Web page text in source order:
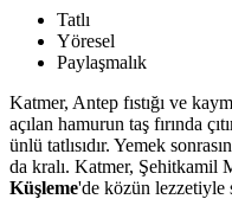
Tatlı
Yöresel
Paylaşmalık
Katmer, Antep fıstığı ve
açılan hamurun taş fırında
ünlü tatlısıdır. Yemek
da kralı. Katmer, Şehitkamil
Küşleme'de közün lezzetiyle